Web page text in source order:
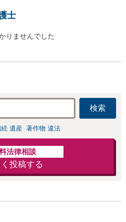
士
りませんでした
検索
続 遺産 著作物 違法
法律相談
投稿する